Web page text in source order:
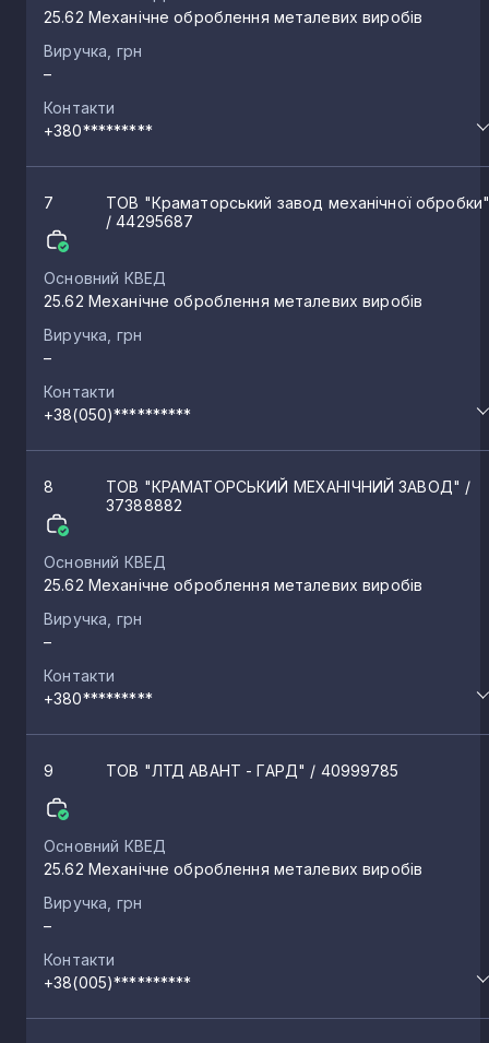
25.62 Механічне оброблення металевих виробів
Виручка, грн
–
Контакти
+380*********
7
ТОВ "Краматорський завод механічної
/ 44295687
Основний КВЕД
25.62 Механічне оброблення металевих виробів
Виручка, грн
–
Контакти
+38(050)**********
8 ТОВ "КРАМАТОРСЬКИЙ МЕХАНІЧНИЙ ЗАВОД" /
37388882
Основний КВЕД
25.62 Механічне оброблення металевих виробів
Виручка, грн
–
Контакти
+380*********
9 ТОВ "ЛТД АВАНТ - ГАРД" / 40999785
Основний КВЕД
25.62 Механічне оброблення металевих виробів
Виручка, грн
–
Контакти
+38(005)**********